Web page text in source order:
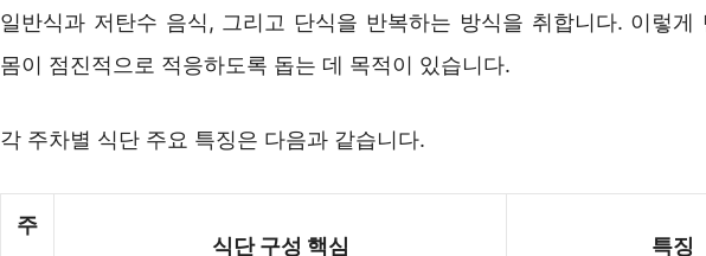
일반식과 저탄수 음식, 그리고 단식을 반복하는 방식을 취합니다. 이렇게
몸이 점진적으로 적응하도록 돕는 데 목적이 있습니다.
각 주차별 식단 주요 특징은 다음과 같습니다.
주
식단 구성 핵심 특징